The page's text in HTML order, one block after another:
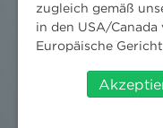
zugleich gemäß
in den USA/
Europäische
insbesondere das
Behörden, zu